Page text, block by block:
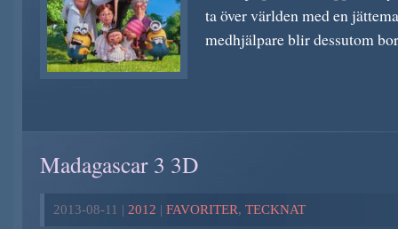
ta över världen med en
medhjälpare blir dessutom
Madagascar 3 3D
2013-08-11 | 2012 | FAVORITER, TECKNAT